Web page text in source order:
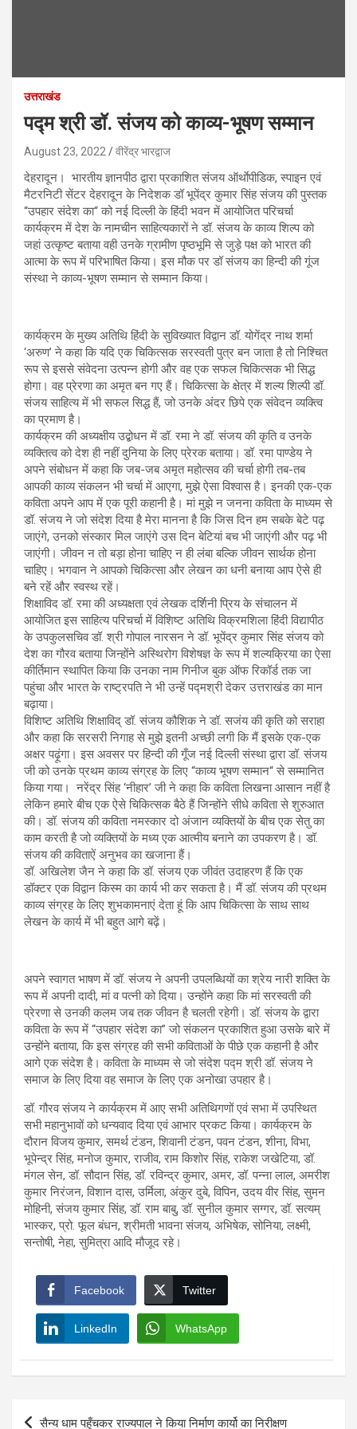
उत्तराखंड
पद्म श्री डॉ. संजय को काव्य-भूषण सम्मान
August 23, 2022 वीरेंद्र भारद्वाज
देहरादून। भारतीय ज्ञानपीठ द्वारा प्रकाशित संजय ऑर्थाेपीडिक, स्पाइन एवं
मैटरनिटी सेंटर देहरादून के निदेशक डॉ भूपेंद्र कुमार सिंह संजय की पुस्तक
“उपहार संदेश का“ को नई दिल्ली के हिंदी भवन में आयोजित परिचर्चा
कार्यक्रम में देश के नामचीन साहित्यकारों ने डॉ. संजय के काव्य शिल्प को
जहां उत्कृष्ट बताया वही उनके ग्रामीण पृष्ठभूमि से जुड़े पक्ष को भारत की
आत्मा के रूप में परिभाषित किया। इस मौक पर डॉ संजय का हिन्दी की गूंज
संस्था ने काव्य-भूषण सम्मान से सम्मान किया।
कार्यक्रम के मुख्य अतिथि हिंदी के सुविख्यात विद्वान डॉ. योगेंद्र नाथ शर्मा
‘अरुण’ ने कहा कि यदि एक चिकित्सक सरस्वती पुत्र बन जाता है तो निश्चित
रूप से इससे संवेदना उत्पन्न होगी और वह एक सफल चिकित्सक भी सिद्ध
होगा। वह प्रेरणा का अमृत बन गए हैं। चिकित्सा के क्षेत्र में शल्य शिल्पी डॉ.
संजय साहित्य में भी सफल सिद्ध हैं, जो उनके अंदर छिपे एक संवेदन व्यक्त्वि
का प्रमाण है।
कार्यक्रम की अध्यक्षीय उद्बोधन में डॉ. रमा ने डॉ. संजय की कृति व उनके
व्यक्तित्व को देश ही नहीं दुनिया के लिए प्रेरक बताया। डॉ. रमा पाण्डेय ने
अपने संबोधन में कहा कि जब-जब अमृत महोत्सव की चर्चा होगी तब-तब
आपकी काव्य संकलन भी चर्चा में आएगा, मुझे ऐसा विश्वास है। इनकी एक-एक
कविता अपने आप में एक पूरी कहानी है। मां मुझे न जनना कविता के माध्यम से
डॉ. संजय ने जो संदेश दिया है मेरा मानना है कि जिस दिन हम सबके बेटे पढ़
जाएंगे, उनको संस्कार मिल जाएंगे उस दिन बेटियां बच भी जाएंगी और पढ़ भी
जाएंगी। जीवन न तो बड़ा होना चाहिए न ही लंबा बल्कि जीवन सार्थक होना
चाहिए। भगवान ने आपको चिकित्सा और लेखन का धनी बनाया आप ऐसे ही
बने रहें और स्वस्थ रहें।
शिक्षाविद डॉ. रमा की अध्यक्षता एवं लेखक दर्शिनी प्रिय के संचालन में
आयोजित इस साहित्य परिचर्चा में विशिष्ट अतिथि विक्रमशिला हिंदी विद्यापीठ
के उपकुलसचिव डॉ. श्री गोपाल नारसन ने डॉ. भूपेंद्र कुमार सिंह संजय को
देश का गौरव बताया जिन्होंने अस्थिरोग विशेषज्ञ के रूप में शल्यक्रिया का ऐसा
कीर्तिमान स्थापित किया कि उनका नाम गिनीज बुक ऑफ रिकॉर्ड तक जा
पहुंचा और भारत के राष्ट्रपति ने भी उन्हें पद्मश्री देकर उत्तराखंड का मान
बढ़ाया।
विशिष्ट अतिथि शिक्षाविद् डॉ. संजय कौशिक ने डॉ. सजंय की कृति को सराहा
और कहा कि सरसरी निगाह से मुझे इतनी अच्छी लगी कि मैं इसके एक-एक
अक्षर पढ़ूंगा। इस अवसर पर हिन्दी की गूँज नई दिल्ली संस्था द्वारा डॉ. संजय
जी को उनके प्रथम काव्य संग्रह के लिए “काव्य भूषण सम्मान“ से सम्मानित
किया गया। नरेंद्र सिंह ‘नीहार’ जी ने कहा कि कविता लिखना आसान नहीं है
लेकिन हमारे बीच एक ऐसे चिकित्सक बैठे हैं जिन्होंने सीधे कविता से शुरुआत
की। डॉ. संजय की कविता नमस्कार दो अंजान व्यक्तियों के बीच एक सेतु का
काम करती है जो व्यक्तियों के मध्य एक आत्मीय बनाने का उपकरण है। डॉ.
संजय की कविताऐं अनुभव का खजाना हैं।
डॉ. अखिलेश जैन ने कहा कि डॉ. संजय एक जीवंत उदाहरण हैं कि एक
डॉक्टर एक विद्वान किस्म का कार्य भी कर सकता है। मैं डॉ. संजय की प्रथम
काव्य संग्रह के लिए शुभकामनाएं देता हूं कि आप चिकित्सा के साथ साथ
लेखन के कार्य में भी बहुत आगे बढ़ें।
अपने स्वागत भाषण में डॉ. संजय ने अपनी उपलब्धियों का श्रेय नारी शक्ति के
रूप में अपनी दादी, मां व पत्नी को दिया। उन्होंने कहा कि मां सरस्वती की
प्रेरणा से उनकी कलम जब तक जीवन है चलती रहेगी। डॉ. संजय के द्वारा
कविता के रूप में “उपहार संदेश का” जो संकलन प्रकाशित हुआ उसके बारे में
उन्होंने बताया, कि इस संग्रह की सभी कविताओं के पीछे एक कहानी है और
आगे एक संदेश है। कविता के माध्यम से जो संदेश पद्म श्री डॉ. संजय ने
समाज के लिए दिया वह समाज के लिए एक अनोखा उपहार है।
डॉ. गौरव संजय ने कार्यक्रम में आए सभी अतिथिगणों एवं सभा में उपस्थित
सभी महानुभावों को धन्यवाद दिया एवं आभार प्रकट किया। कार्यक्रम के
दौरान विजय कुमार, समर्थ टंडन, शिवानी टंडन, पवन टंडन, शीना, विभा,
भूपेन्द्र सिंह, मनोज कुमार, राजीव, राम किशोर सिंह, राकेश जखेटिया, डॉ.
मंगल सेन, डॉ. सौदान सिंह, डॉ. रविन्द्र कुमार, अमर, डॉ. पन्ना लाल, अमरीश
कुमार निरंजन, विशान दास, उर्मिला, अंकुर दुबे, विपिन, उदय वीर सिंह, सुमन
मोहिनी, संजय कुमार सिंह, डॉ. राम बाबु, डॉ. सुनील कुमार सग्गर, डॉ. सत्यम्
भास्कर, प्रो. फूल बंधन, श्रीमती भावना संजय, अभिषेक, सोनिया, लक्ष्मी,
सन्तोषी, नेहा, सुमित्रा आदि मौजूद रहे।
Facebook Twitter
LinkedIn WhatsApp
Post
सैन्य धाम पहुँचकर राज्यपाल ने किया निर्माण कार्यो का निरीक्षण